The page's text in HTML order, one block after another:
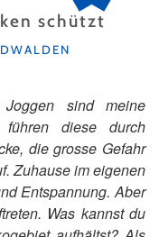
schützt
Joggen sind meine
führen diese durch
die grosse Gefahr
Zuhause im eigenen
Entspannung. Aber
Was kannst du